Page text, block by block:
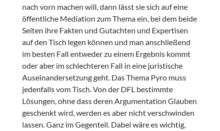
nach vorn machen will, dann lässt sie sich auf eine
öffentliche Mediation zum Thema ein, bei dem beide
Seiten ihre Fakten und Gutachten und Expertisen
auf den Tisch legen können und man anschließend
im besten Fall entweder zu einem Ergebnis kommt
oder aber im schlechteren Fall in eine juristische
Auseinandersetzung geht. Das Thema Pyro muss
jedenfalls vom Tisch. Von der DFL bestimmte
Lösungen, ohne dass deren Argumentation Glauben
geschenkt wird, werden es aber nicht verschwinden
lassen. Ganz im Gegenteil. Dabei wäre es wichtig,